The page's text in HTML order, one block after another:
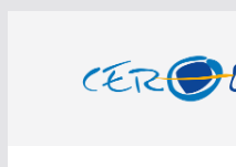
contenido